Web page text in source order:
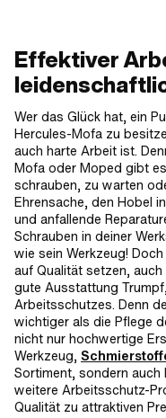
Effektiver
Wer das Glück hat, ein
Hercules-Mofa zu
auch harte Arbeit ist.
Mofa oder Moped gibt
schrauben, zu warten
Ehrensache, den Hobel
und anfallende
Schrauben in deiner
wie sein Werkzeug!
auf Qualität setzen,
gute Ausstattung
Arbeitsschutzes. Denn
wichtiger als die Pflege
nicht nur hochwertige
Werkzeug,
Sortiment, sondern auch
weitere Arbeitsschutz-
Qualität zu attraktiven